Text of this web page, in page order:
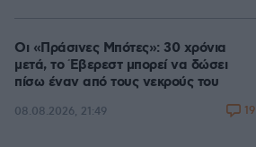
Οι «Πράσινες Μπότες»: 30 χρόνια
μετά, το Έβερεστ μπορεί να δώσει
πίσω έναν από τους νεκρούς του
08.08.2026, 21:49 19